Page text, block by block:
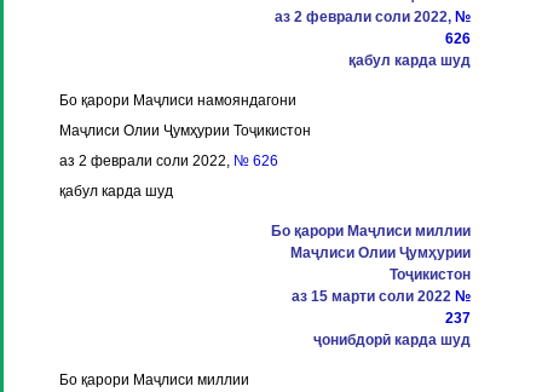
аз 2 феврали соли 2022, №
626
қабул карда шуд
Бо қарори Маҷлиси намояндагони
Маҷлиси Олии Ҷумҳурии Тоҷикистон
аз 2 феврали соли 2022, № 626
қабул карда шуд
Бо қарори Маҷлиси миллии
Маҷлиси Олии Ҷумҳурии
Тоҷикистон
аз 15 марти соли 2022 №
237
ҷонибдорӣ карда шуд
Бо қарори Маҷлиси миллии